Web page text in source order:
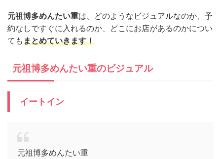
元祖博多めんたい重は、どのようなビジュアルなのか、予
約なしですぐに入れるのか、どこにお店があるのかについ
てもまとめていきます！
元祖博多めんたい重のビジュアル
イートイン
元祖博多めんたい重